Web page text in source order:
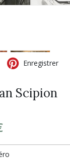
Enregistrer
Scipion